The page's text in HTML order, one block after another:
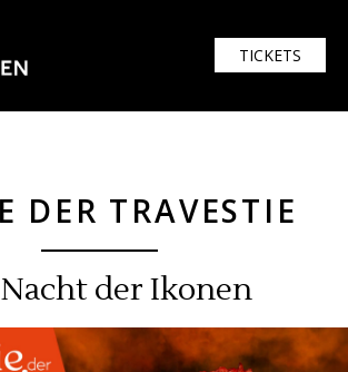
TICKETS
DER TRAVESTIE
der Ikonen